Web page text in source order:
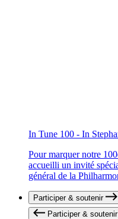
In Tune 100 - In
Pour marquer notre
accueilli un invité
général de la
Participer & soutenir
Participer & soutenir